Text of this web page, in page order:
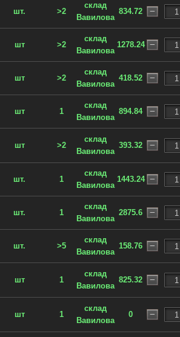
шт. >2
склад
Вавилова
834.72
шт >2
склад
Вавилова
1278.24
шт >2
склад
Вавилова
418.52
шт 1
склад
Вавилова
894.84
шт >2
склад
Вавилова
393.32
шт. 1
склад
Вавилова
1443.24
шт. 1
склад
Вавилова
2875.6
шт. >5
склад
Вавилова
158.76
шт 1
склад
Вавилова
825.32
шт 1
склад
Вавилова
0